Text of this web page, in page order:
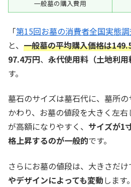
一般墓の購入費用
「第15回お墓の消費者全国実態調
と、 一般墓の平均購入価格は
97.4万円、 永代使用料（土地利
す。
墓石のサイズは墓石代に、墓所
かわり、お墓の値段を大きく左
が高額になりやすく、 サイズが1
格上昇するのが一般的です。
さらにお墓の値段は、大きさだけ
やデザインによっても変動します